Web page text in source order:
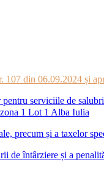
din 06.09.2024 și
serviciile de
1 Lot 1 Alba Iulia
precum și a taxelor
de întârziere și a